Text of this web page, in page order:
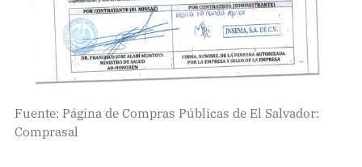
Fuente: Página de Compras Públicas de El Salvador:
Comprasal